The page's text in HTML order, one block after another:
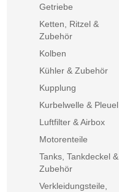
Getriebe
Ketten, Ritzel &
Zubehör
Kolben
Kühler & Zubehör
Kupplung
Kurbelwelle & Pleuel
Luftfilter & Airbox
Motorenteile
Tanks, Tankdeckel &
Zubehör
Verkleidungsteile,